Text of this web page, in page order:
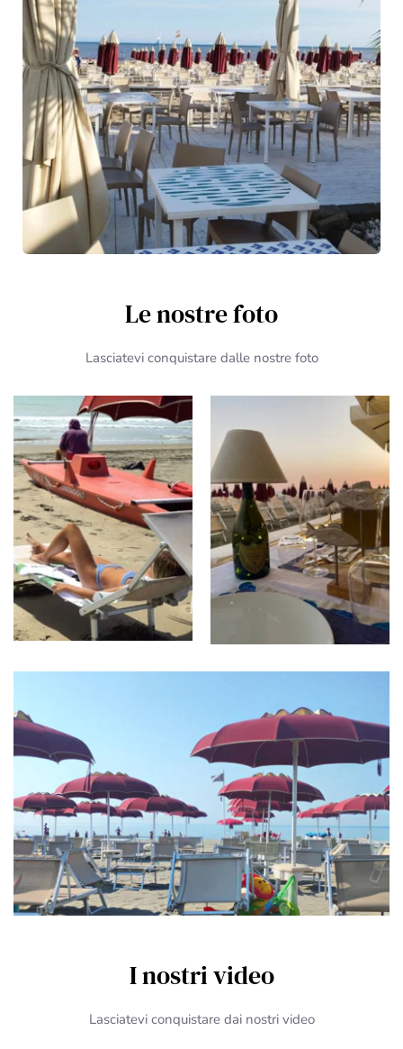
Le nostre foto
Lasciatevi conquistare dalle nostre foto
I nostri video
Lasciatevi conquistare dai nostri video